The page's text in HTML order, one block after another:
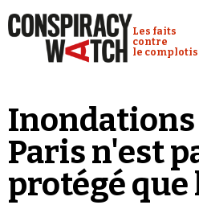
Conspiracy
Les faits
contre
le
Analyses
Conspipédia
Vidéos
Inondations
Paris n'est
protégé que